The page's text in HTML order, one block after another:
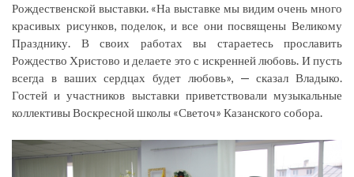
Рождественской выставки. «На выставке мы видим очень много
красивых рисунков, поделок, и все они посвящены Великому
Празднику. В своих работах вы стараетесь прославить
Рождество Христово и делаете это с искренней любовь. И пусть
всегда в ваших сердцах будет любовь», — сказал Владыко.
Гостей и участников выставки приветствовали музыкальные
коллективы Воскресной школы «Светоч» Казанского собора.